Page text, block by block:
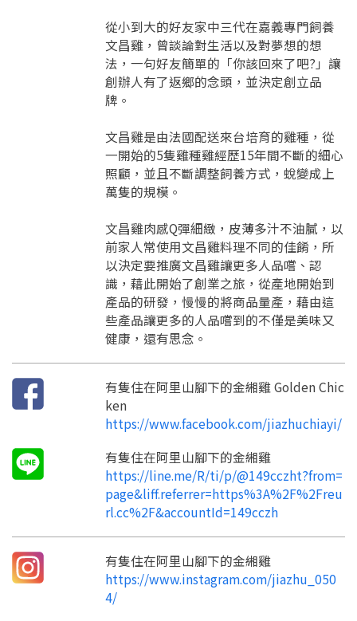
從小到大的好友家中三代在嘉義專門飼養
文昌雞，曾談論對生活以及對夢想的想
法，一句好友簡單的「你該回來了吧?」讓
創辦人有了返鄉的念頭，並決定創立品
牌。
文昌雞是由法國配送來台培育的雞種，從
一開始的5隻雞種雞經歷15年間不斷的細心
照顧，並且不斷調整飼養方式，蛻變成上
萬隻的規模。
文昌雞肉感Q彈細緻，皮薄多汁不油膩，以
前家人常使用文昌雞料理不同的佳餚，所
以決定要推廣文昌雞讓更多人品嚐、認
識，藉此開始了創業之旅，從產地開始到
產品的研發，慢慢的將商品量產，藉由這
些產品讓更多的人品嚐到的不僅是美味又
健康，還有思念。
有隻住在阿里山腳下的金緗雞 Golden Chic
ken
https://www.facebook.com/jiazhuchiayi/
有隻住在阿里山腳下的金緗雞
https://line.me/R/ti/p/@149cczht?from=
page&liff.referrer=https%3A%2F%2Freu
rl.cc%2F&accountId=149cczh
有隻住在阿里山腳下的金緗雞
https://www.instagram.com/jiazhu_050
4/
要註冊嗎？
嗨~這個 LINE 帳號還沒有註冊過，
只要驗證手機號碼就能完成註冊。
您要繼續嗎？
請加入LINE好友
請掃描或點擊 QR code
加入「嘉義優鮮」LINE 好友，
才能繼續註冊喔。
點擊加入 LINE 好友
註冊完成
返回首頁
訊息
確認
要申請新產品嗎？
查看申請進度
返回首頁
要看申請秘笈嗎？
想知道怎麼做更容易通過審核嗎？
如果你已經準備好了，
點擊「直接申請」按鈕開始填寫申請表。
直接申請 看密笈
返回首頁